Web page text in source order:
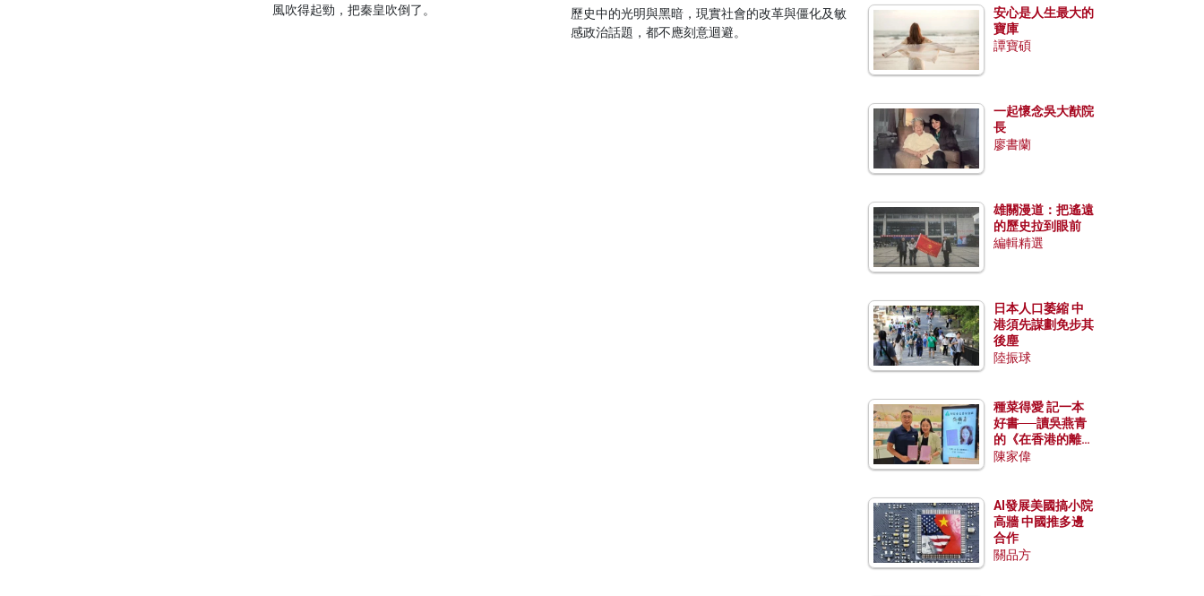
風吹得起勁，把秦皇吹倒了。
歷史中的光明與黑暗，現實社會的改革與僵化及敏
感政治話題，都不應刻意迴避。
安心是人生最大的
寶庫
譚寶碩
一起懷念吳大猷院
長
廖書蘭
雄關漫道：把遙遠
的歷史拉到眼前
編輯精選
日本人口萎縮 中
港須先謀劃免步其
後塵
陸振球
種菜得愛 記一本
好書──讀吳燕青
的《在香港的離島
種菜》
陳家偉
AI發展美國搞小院
高牆 中國推多邊
合作
關品方